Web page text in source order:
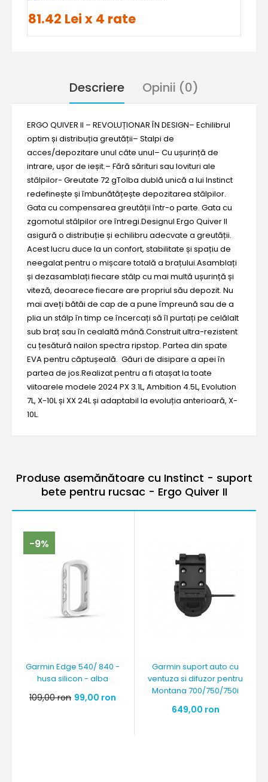
81.42 Lei x 4 rate
Descriere Opinii (0)
ERGO QUIVER II – REVOLUȚIONAR ÎN DESIGN– Echilibrul
optim și distribuția greutății– Stalpi de
acces/depozitare unul câte unul– Cu ușurință de
intrare, ușor de ieșit.– Fără sărituri sau lovituri ale
stâlpilor- Greutate 72 gTolba dublă unică a lui Instinct
redefinește și îmbunătățește depozitarea stâlpilor.
Gata cu compensarea greutății într-o parte. Gata cu
zgomotul stâlpilor ore întregi.Designul Ergo Quiver II
asigură o distribuție și echilibru adecvate a greutății.
Acest lucru duce la un confort, stabilitate și spațiu de
neegalat pentru o mișcare totală a brațului.Asamblați
și dezasamblați fiecare stâlp cu mai multă ușurință și
viteză, deoarece fiecare are propriul său depozit. Nu
mai aveți bătăi de cap de a pune împreună sau de a
plia un stâlp în timp ce încercați să îl purtați pe celălalt
sub braț sau în cealaltă mână.Construit ultra-rezistent
cu țesătură nailon spectra ripstop. Partea din spate
EVA pentru căptușeală. Găuri de disipare a apei în
partea de jos.Realizat pentru a fi atașat la toate
viitoarele modele 2024 PX 3.1L, Ambition 4.5L, Evolution
7L, X-10L și XX 24L și adaptabil la evoluția anterioară, X-
10L.
Produse asemănătoare cu Instinct - suport
bete pentru rucsac - Ergo Quiver II
-9%
Garmin Edge 540/ 840 -
husa silicon - alba
109,00 ron 99,00 ron
Garmin suport auto cu
ventuza si difuzor pentru
Montana 700/750/750i
649,00 ron